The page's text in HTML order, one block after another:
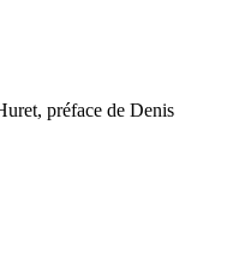
préface de Denis